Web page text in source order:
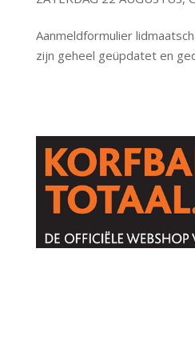
Aanmeldformulier
zijn geheel geüpdatet en